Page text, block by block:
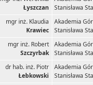
Łyszczan
Stanisława
mgr inż. Klaudia
Krawiec
Akademia
Stanisława
mgr inż. Robert
Szczyrbak
Akademia
Stanisława
dr hab. inż. Piotr
Łebkowski
Akademia
Stanisława